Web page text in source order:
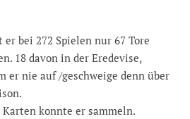
bei 272 Spielen nur 67 Tore
18 davon in der Eredevise,
er nie auf /geschweige denn über
Karten konnte er sammeln.